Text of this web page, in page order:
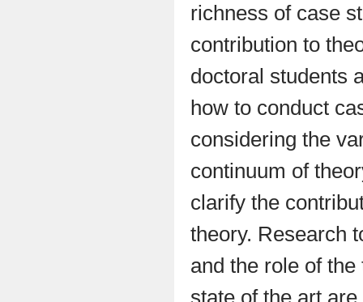
richness of case
contribution to
doctoral students
how to conduct
considering the
continuum of
clarify the
theory. Research
and the role of